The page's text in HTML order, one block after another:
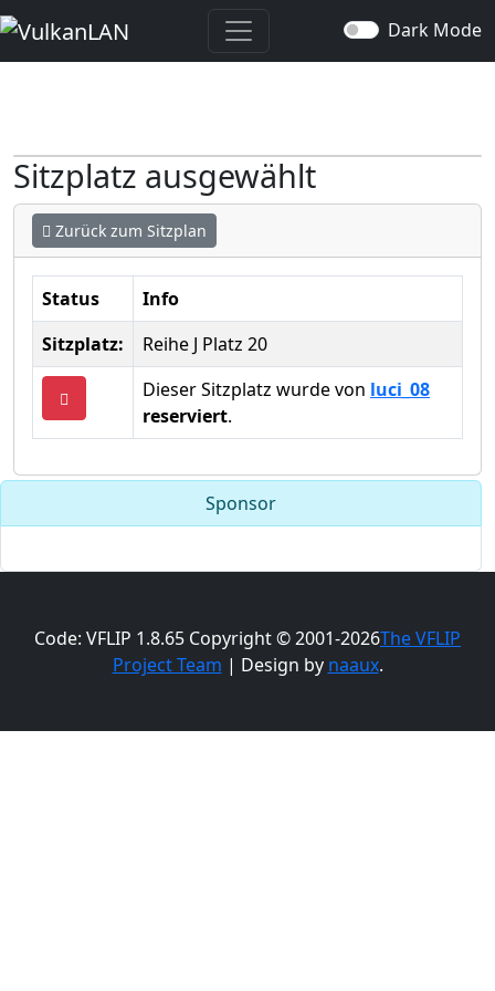
Dark Mode
Sitzplatz ausgewählt
Zurück zum Sitzplan
Status
Info
Sitzplatz:
Reihe J Platz 20
Dieser Sitzplatz wurde von luci_08
reserviert.
Sponsor
Code: VFLIP 1.8.65 Copyright © 2001-2026The VFLIP
Project Team | Design by naaux.